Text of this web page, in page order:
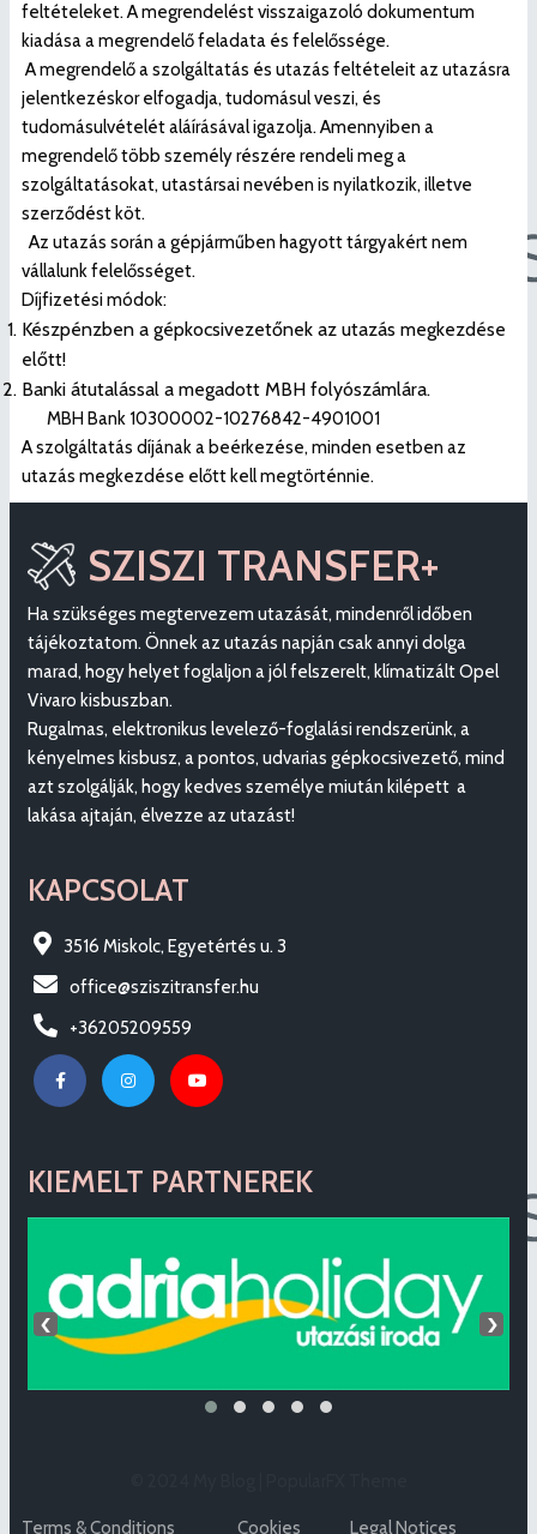
feltételeket. A megrendelést visszaigazoló dokumentum
kiadása a megrendelő feladata és felelőssége.
A megrendelő a szolgáltatás és utazás feltételeit az utazásra
jelentkezéskor elfogadja, tudomásul veszi, és
tudomásulvételét aláírásával igazolja. Amennyiben a
megrendelő több személy részére rendeli meg a
szolgáltatásokat, utastársai nevében is nyilatkozik, illetve
szerződést köt.
Az utazás során a gépjárműben hagyott tárgyakért nem
vállalunk felelősséget.
Díjfizetési módok:
Készpénzben a gépkocsivezetőnek az utazás megkezdése
előtt!
Banki átutalással a megadott MBH folyószámlára.
MBH Bank 10300002-10276842-4901001
A szolgáltatás díjának a beérkezése, minden esetben az
utazás megkezdése előtt kell megtörténnie.
SZISZI TRANSFER+
Ha szükséges megtervezem utazását, mindenről időben
tájékoztatom. Önnek az utazás napján csak annyi dolga
marad, hogy helyet foglaljon a jól felszerelt, klímatizált Opel
Vivaro kisbuszban.
Rugalmas, elektronikus levelező-foglalási rendszerünk, a
kényelmes kisbusz, a pontos, udvarias gépkocsivezető, mind
azt szolgálják, hogy kedves személye miután kilépett a
lakása ajtaján, élvezze az utazást!
KAPCSOLAT
3516 Miskolc, Egyetértés u. 3
office@sziszitransfer.hu
+36205209559
KIEMELT PARTNEREK
‹ ›